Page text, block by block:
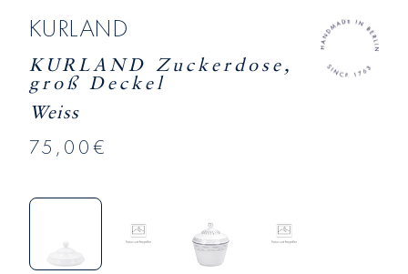
KURLAND
KURLAND Zuckerdose,
groß Deckel
Weiss
75,00€